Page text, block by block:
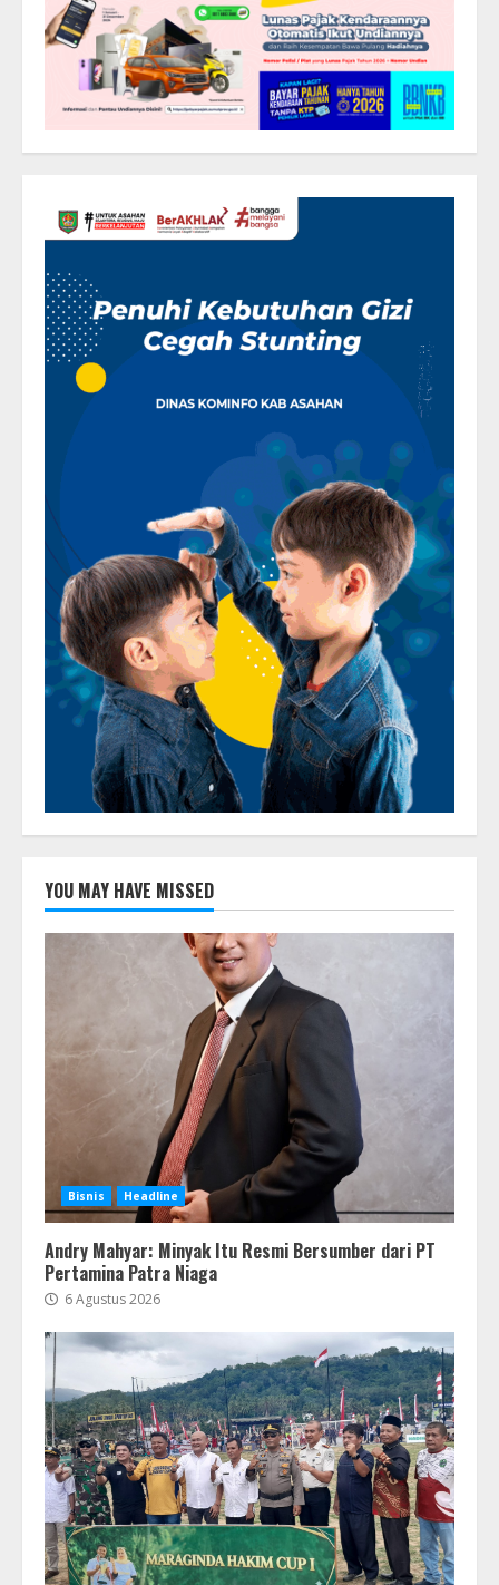
YOU MAY HAVE MISSED
Bisnis Headline
Andry Mahyar: Minyak Itu Resmi Bersumber dari PT
Pertamina Patra Niaga
6 Agustus 2026